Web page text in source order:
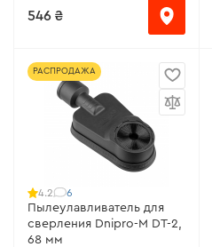
546 ₴
РАСПРОДАЖА
4.2 6
Пылеулавливатель для
сверления Dnipro-M DT-2,
68 мм